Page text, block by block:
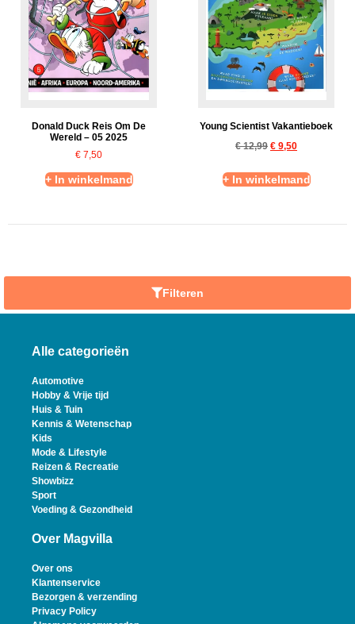
Donald Duck Reis Om De
Wereld – 05 2025
€ 7,50
+ In winkelmand
Young Scientist Vakantieboek
€12,99 € 9,50
+ In winkelmand
Filteren
Alle categorieën
Automotive
Hobby & Vrije tijd
Huis & Tuin
Kennis & Wetenschap
Kids
Mode & Lifestyle
Reizen & Recreatie
Showbizz
Sport
Voeding & Gezondheid
Over Magvilla
Over ons
Klantenservice
Bezorgen & verzending
Privacy Policy